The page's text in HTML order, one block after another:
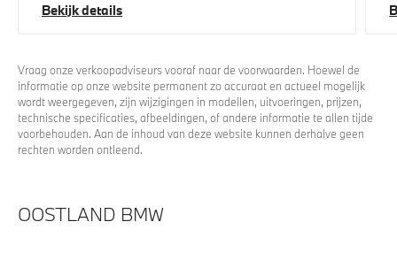
Bekijk details
Vraag onze verkoopadviseurs vooraf naar de voorwaarden. Hoewel de
informatie op onze website permanent zo accuraat en actueel mogelijk
wordt weergegeven, zijn wijzigingen in modellen, uitvoeringen, prijzen,
technische specificaties, afbeeldingen, of andere informatie te allen tijde
voorbehouden. Aan de inhoud van deze website kunnen derhalve geen
rechten worden ontleend.
OOSTLAND BMW